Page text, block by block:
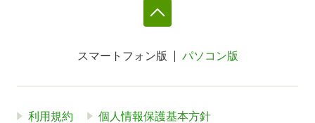
スマートフォン版 パソコン版
利用規約 個人情報保護基本方針